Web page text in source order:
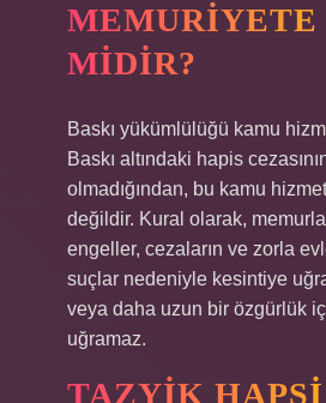
MEMURIYETE
MIDIR?
Baskı yükümlülüğü kamu
Baskı altındaki hapis
olmadığından, bu kamu
değildir. Kural olarak,
engeller, cezaların ve zorla
suçlar nedeniyle kesintiye
veya daha uzun bir özgürlük
uğramaz.
TAZYIK HAPSI